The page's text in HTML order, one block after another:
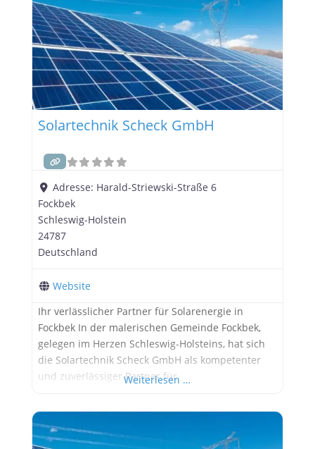
Solartechnik Scheck GmbH
Adresse: Harald-Striewski-Straße 6
Fockbek
Schleswig-Holstein
24787
Deutschland
Website
Ihr verlässlicher Partner für Solarenergie in
Fockbek In der malerischen Gemeinde Fockbek,
gelegen im Herzen Schleswig-Holsteins, hat sich
die Solartechnik Scheck GmbH als kompetenter
und zuverlässiger Partner für
Verständnis für die Bedürfnisse ihrer Kunden und
einem klaren Fokus auf Qualität und Innovation
gestaltet das Unternehmen die Energiewende in
Weiterlesen …